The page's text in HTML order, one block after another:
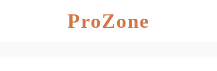
ProZone